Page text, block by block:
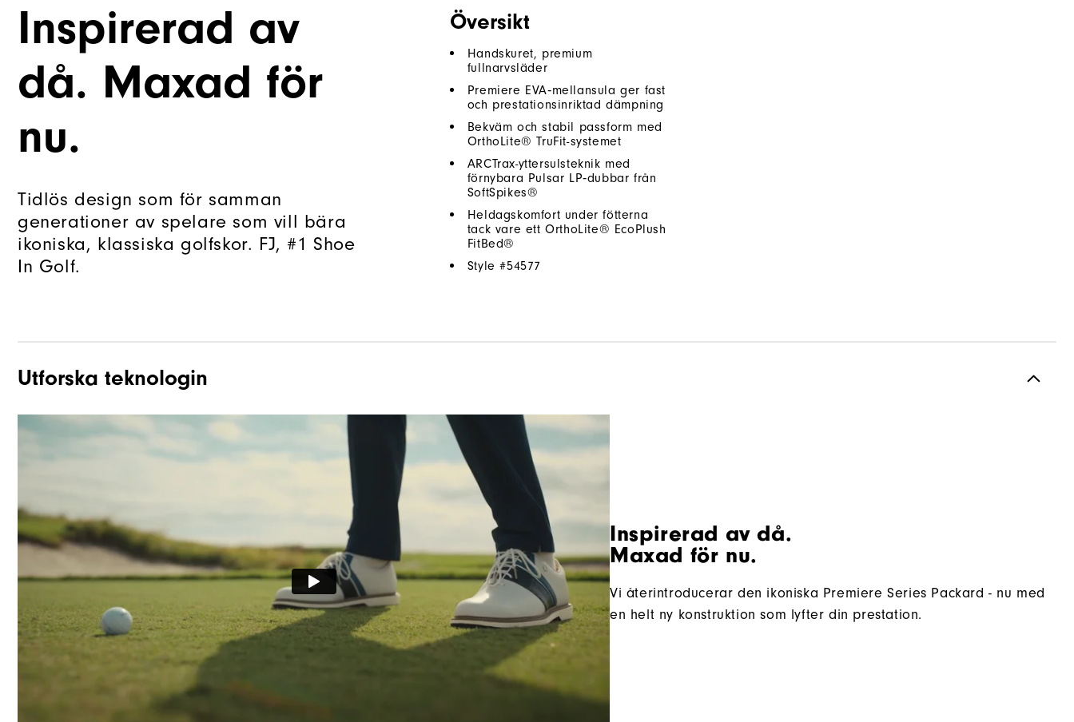
Inspirerad av
då. Maxad för
nu.
Tidlös design som för samman
generationer av spelare som vill bära
ikoniska, klassiska golfskor. FJ, #1 Shoe
In Golf.
Översikt
Handskuret, premium
fullnarvsläder
Premiere EVA‑mellansula ger fast
och prestationsinriktad dämpning
Bekväm och stabil passform med
OrthoLite® TruFit-systemet
ARCTrax-yttersulsteknik med
förnybara Pulsar LP‑dubbar från
SoftSpikes®
Heldagskomfort under fötterna
tack vare ett OrthoLite® EcoPlush
FitBed®
Style #54577
Utforska teknologin
Inspirerad av då.
Maxad för nu.
Vi återintroducerar den ikoniska Premiere Series Packard - nu med
en helt ny konstruktion som lyfter din prestation.